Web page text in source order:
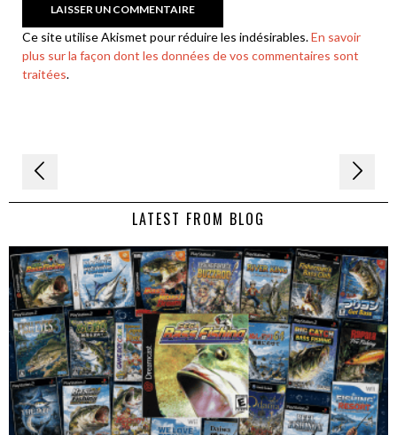
Ce site utilise Akismet pour réduire les indésirables.En savoir
plus sur la façon dont les données de vos commentaires sont
traitées.
Navigation
de LATEST FROM BLOG